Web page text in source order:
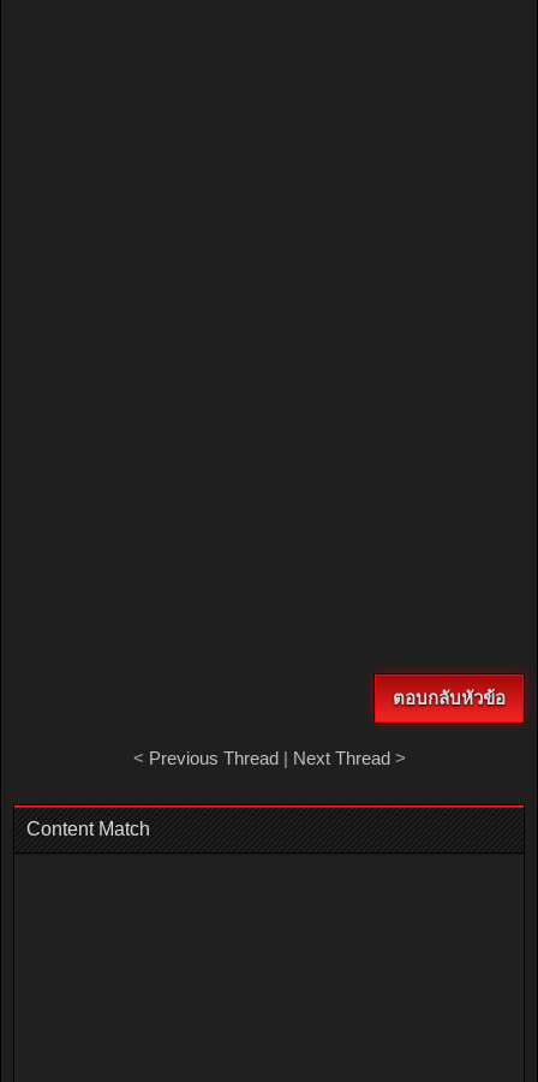
ตอบกลับหัวข้อ
< Previous Thread| Next Thread>
Content Match